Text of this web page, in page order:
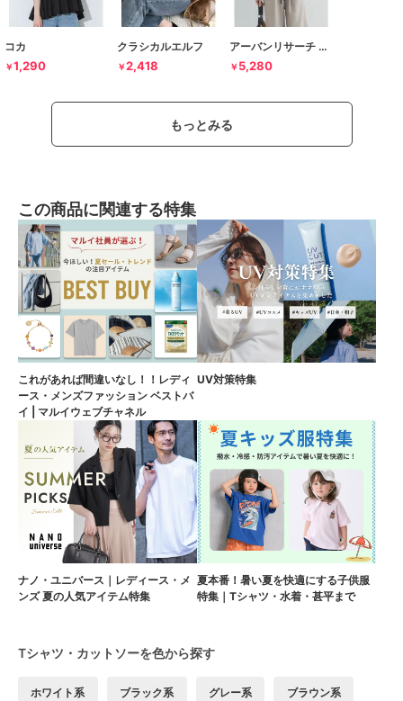
コカ
￥1,290
クラシカルエルフ
￥2,418
アーバンリサーチ ドアーズ
￥ 5,280
もっとみる
この商品に関連する特集
これがあれば間違いなし！！レディ
ース・メンズファッション ベストバ
イ | マルイウェブチャネル
UV対策特集
ナノ・ユニバース｜レディース・メ
ンズ 夏の人気アイテム特集
夏本番！暑い夏を快適にする子供服
特集｜Tシャツ・水着・甚平まで
Tシャツ・カットソーを色から探す
ホワイト系 ブラック系 グレー系 ブラウン系